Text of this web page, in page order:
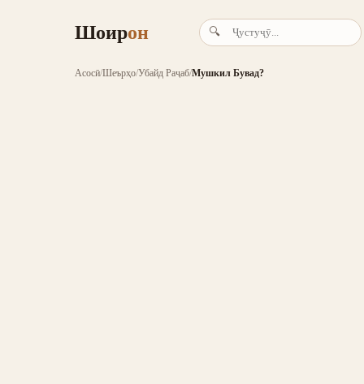
Шоирон 🔍
Асосӣ/Шеърҳо/Убайд Раҷаб/Мушкил Бувад?